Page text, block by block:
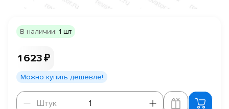
В наличии: 1 шт
1 623 ₽
Можно купить дешевле!
Штук
Штук